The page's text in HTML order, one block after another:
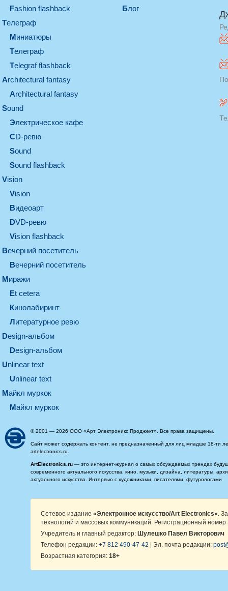
Fashion flashback
телеграф
миниатюры
телеграф
Telegraf flashback
architectural fantasy
architectural fantasy
sound
электрическое кафе
CD-ревю
sound
Sound flashback
vision
vision
видеоарт
DVD-ревю
Vision flashback
вечерний посетитель
вечерний посетитель
миражи
et cetera
кинолабиринт
литературное ревю
design-альбом
design-альбом
unlinear text
Unlinear text
майкл муркок
майкл муркок
Блог
© 2001 — 2026 ООО «Арт Электроникс Проджект». Все права защищены.
Сайт может содержать контент, не предназначенный для лиц младше 18-ти
artelectronics.ru.
ArtElectronics.ru — это интернет-журнал о самых обсуждаемых трендах
современного актуального искусства, кино, музыки, дизайна, литературы,
актуального искусства. Интервью с художниками, писателями, футурологами
Сетевое издание «Электронное искусство/Art Electronics» .
технологий и массовых коммуникаций. Регистрационный
Учредитель и главный редактор: Шулешко Павел Викторович
Телефон редакции: +7 812 490-47-42 | Эл. почта редакции:
Возрастная категория: 18+